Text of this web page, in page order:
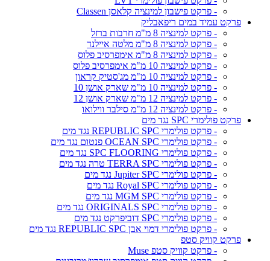
- פרקט פישבון למינציה קלאסן Classen
פרקט עמיד במים ריפאבליק
- פרקט למינציה 8 מ"מ חרבות ברזל
- פרקט למינציה 8 מ"מ מלטה איילנד
- פרקט למינציה 8 מ"מ אימפרסיב פלוס
- פרקט למינציה 10 מ"מ אימפרסיב פלוס
- פרקט למינציה 10 מ"מ מג'סטיק קראון
- פרקט למינציה 10 מ"מ שארק אושן 10
- פרקט למינציה 12 מ"מ שארק אושן 12
- פרקט למינציה 12 מ"מ סילבר ווילואו
פרקט פולימרי SPC נגד מים
- פרקט פולימרי REPUBLIC SPC נגד מים
- פרקט פולימרי OCEAN SPC פנטום נגד מים
- פרקט פולימרי SPC FLOORING נגד מים
- פרקט פולימרי TERRA SPC טרה נגד מים
- פרקט פולימרי Jupiter SPC נגד מים
- פרקט פולימרי Royal SPC נגד מים
- פרקט פולימרי MGM SPC נגד מים
- פרקט פולימרי ORIGINALS SPC נגד מים
- פרקט פולימרי SPC דוביפרקט נגד מים
- פרקט פולימרי דמוי אבן REPUBLIC SPC נגד מים
פרקט קוויק סטפ
- פרקט קוויק סטפ Muse